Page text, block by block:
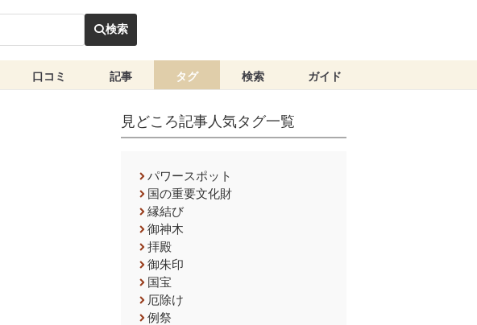
検索
口コミ 記事 タグ 検索 ガイド
見どころ記事人気タグ一覧
パワースポット
国の重要文化財
縁結び
御神木
拝殿
御朱印
国宝
厄除け
例祭